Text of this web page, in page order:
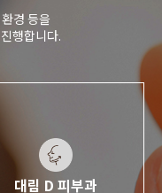
경 등을
행합니다.
대림 D 피부과